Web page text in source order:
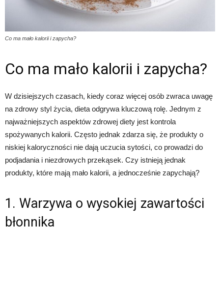
Co ma mało kalorii i zapycha?
Co ma mało kalorii i zapycha?
W dzisiejszych czasach, kiedy coraz więcej osób zwraca uwagę
na zdrowy styl życia, dieta odgrywa kluczową rolę. Jednym z
najważniejszych aspektów zdrowej diety jest kontrola
spożywanych kalorii. Często jednak zdarza się, że produkty o
niskiej kaloryczności nie dają uczucia sytości, co prowadzi do
podjadania i niezdrowych przekąsek. Czy istnieją jednak
produkty, które mają mało kalorii, a jednocześnie zapychają?
1. Warzywa o wysokiej zawartości
błonnika